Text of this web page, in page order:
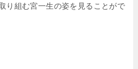
り組む宮一生の姿を見ることがで